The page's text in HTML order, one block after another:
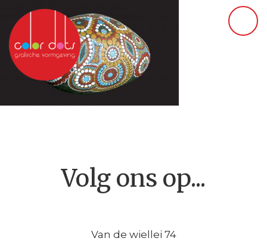
Volg ons op...
Van de wiellei 74